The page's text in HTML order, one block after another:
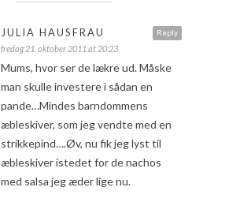
Reply
JULIA HAUSFRAU
fredag 21. oktober 2011 at 20:23
Mums, hvor ser de lækre ud. Måske
man skulle investere i sådan en
pande…Mindes barndommens
æbleskiver, som jeg vendte med en
strikkepind….Øv, nu fik jeg lyst til
æbleskiver istedet for de nachos
med salsa jeg æder lige nu.